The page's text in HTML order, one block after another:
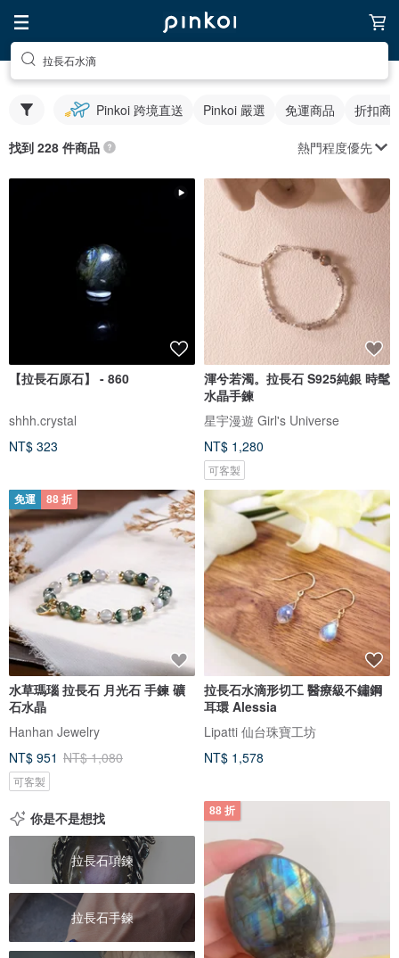
拉長石水滴
Pinkoi 跨境直送 Pinkoi 嚴選 免運商品 折扣商
找到 228 件商品 熱門程度優先
【拉長石原石】 - 860
shhh.crystal
NT$ 323
渾兮若濁。拉長石 S925純銀 時髦
水晶手鍊
星宇漫遊 Girl's Universe
NT$ 1,280
可客製
免運 88 折
水草瑪瑙 拉長石 月光石 手鍊 礦
石水晶
Hanhan Jewelry
NT$ 951 NT$ 1,080
可客製
拉長石水滴形切工 醫療級不鏽鋼
耳環 Alessia
Lipatti 仙台珠寶工坊
NT$ 1,578
你是不是想找
拉長石項鍊
拉長石手鍊
88 折